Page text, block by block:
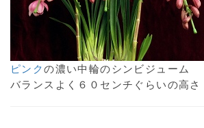
ピンクの濃い中輪のシンビジューム
バランスよく６０センチぐらいの高さ